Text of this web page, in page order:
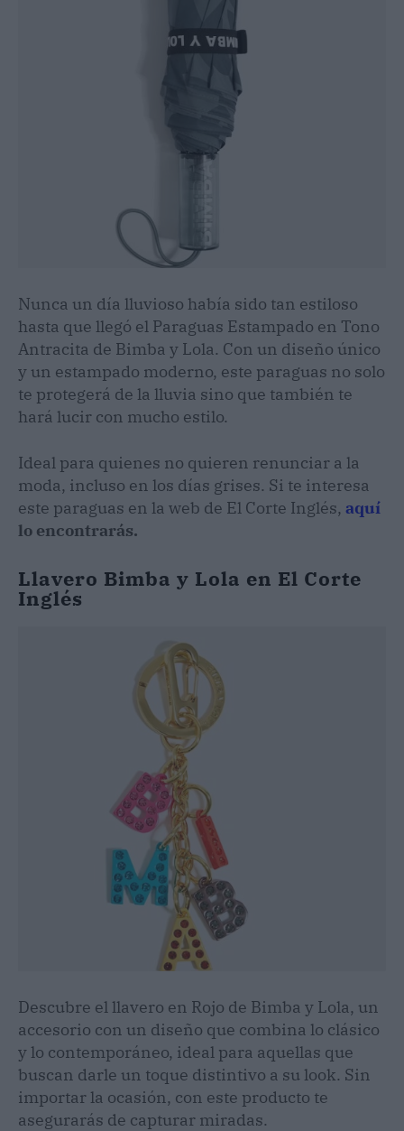
Nunca un día lluvioso había sido tan estiloso
hasta que llegó el Paraguas Estampado en Tono
Antracita de Bimba y Lola. Con un diseño único
y un estampado moderno, este paraguas no solo
te protegerá de la lluvia sino que también te
hará lucir con mucho estilo.
Ideal para quienes no quieren renunciar a la
moda, incluso en los días grises. Si te interesa
este paraguas en la web de El Corte Inglés, aquí
lo encontrarás.
Llavero Bimba y Lola en El Corte
Inglés
Descubre el llavero en Rojo de Bimba y Lola, un
accesorio con un diseño que combina lo clásico
y lo contemporáneo, ideal para aquellas que
buscan darle un toque distintivo a su look. Sin
importar la ocasión, con este producto te
asegurarás de capturar miradas.